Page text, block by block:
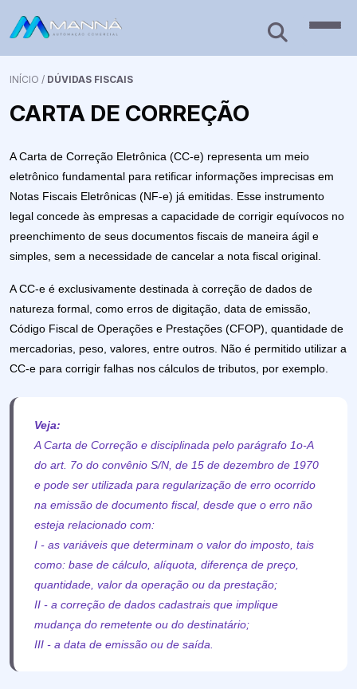
INÍCIO / DÚVIDAS FISCAIS
CARTA DE CORREÇÃO
A Carta de Correção Eletrônica (CC-e) representa um meio
eletrônico fundamental para retificar informações imprecisas em
Notas Fiscais Eletrônicas (NF-e) já emitidas. Esse instrumento
legal concede às empresas a capacidade de corrigir equívocos no
preenchimento de seus documentos fiscais de maneira ágil e
simples, sem a necessidade de cancelar a nota fiscal original.
A CC-e é exclusivamente destinada à correção de dados de
natureza formal, como erros de digitação, data de emissão,
Código Fiscal de Operações e Prestações (CFOP), quantidade de
mercadorias, peso, valores, entre outros. Não é permitido utilizar a
CC-e para corrigir falhas nos cálculos de tributos, por exemplo.
Veja:
A Carta de Correção e disciplinada pelo parágrafo 1o-A
do art. 7o do convênio S/N, de 15 de dezembro de 1970
e pode ser utilizada para regularização de erro ocorrido
na emissão de documento fiscal, desde que o erro não
esteja relacionado com:
I - as variáveis que determinam o valor do imposto, tais
como: base de cálculo, alíquota, diferença de preço,
quantidade, valor da operação ou da prestação;
II - a correção de dados cadastrais que implique
mudança do remetente ou do destinatário;
III - a data de emissão ou de saída.